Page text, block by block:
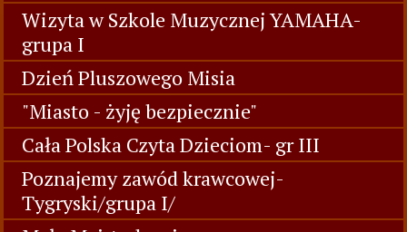
Wizyta w Szkole Muzycznej YAMAHA-
grupa I
Dzień Pluszowego Misia
"Miasto - żyję bezpiecznie"
Cała Polska Czyta Dzieciom- gr III
Poznajemy zawód krawcowej-
Tygryski/grupa I/